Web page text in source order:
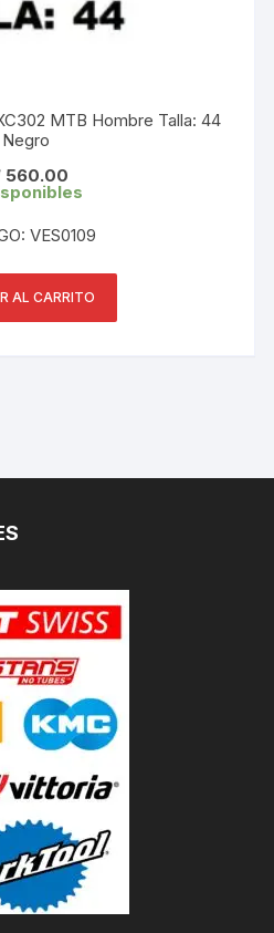
MTB Hombre Talla: 44
Negro
560.00
VES0109
AL CARRITO